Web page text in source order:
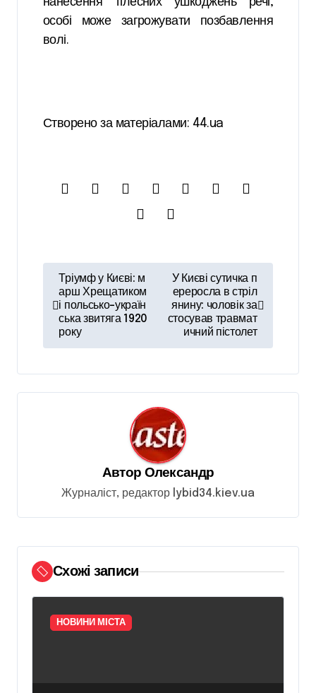
особі може загрожувати позбавлення
волі.
Створено за матеріалами: 44.ua
і
а
и
с
і
в
Тріумф у Києві: м
арш Хрещатиком
і польсько-україн
ська звитяга 1920
року
У Києві сутичка п
ереросла в стріл
янину: чоловік за
стосував травмат
ичний пістолет
Автор Олександр
Журналіст, редактор lybid34.kiev.ua
Схожі записи
НОВИНИ МІСТА